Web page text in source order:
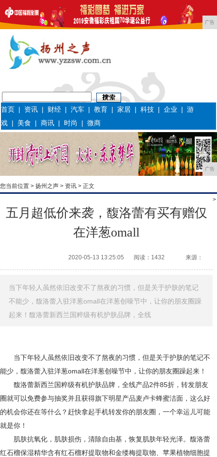
广告
首页 | 资讯 | 财经 |汽车 |教育 |家居 |科技 |企业 |游
戏 | 美食 |商讯 | 时尚 |微商
广告
您当前位置 > 扬州之声 > 资讯 > 正文
>
五月超低价来袭，馥洛蕾有买有赠仅
在洋葱omall
2020-05-13 13:25:05 阅读：1432 来源：
当下年轻人虽然依旧改变不了熬夜的习惯，但是关于护肤的笔记
不能少，馥洛蕾入驻洋葱omall在洋葱创噪节中，让你的朋友圈躁
起来！馥洛蕾新西兰国粹级有机护肤品牌，全线
当下年轻人虽然依旧改变不了熬夜的习惯，但是关于护肤的笔记不
能少，馥洛蕾入驻洋葱omall在洋葱创噪节中，让你的朋友圈躁起来！
馥洛蕾新西兰国粹级有机护肤品牌，全线产品2件85折，转发朋友
圈就可以免费参与抽奖并且获得旗下明星产品麦卢卡蜂蜜洁面，这么好
的机会你还在等什么？赶快拿起手机转发你的朋友圈，一个幸运儿可能
就是你！
肌肤抗氧化，肌肤损伤，清除自由基，恢复肌肤年轻光泽。馥洛蕾
红石榴保湿精华含有红石榴籽提取物和金缕梅提取物、苹果植物细胞提